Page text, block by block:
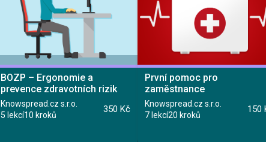
Kurz
Lekce 1: Obsah a práce se zdrojovými
Lekce 2: Zdrojové materiály
Lekce 1: Lekce
BOZP – Ergonomie a
prevence zdravotních rizik
Knowspread.cz s.r.o.
5 lekcí10 kroků
350 Kč
První pomoc pro
zaměstnance
Knowspread.cz s.r.o.
7 lekcí20 kroků
150